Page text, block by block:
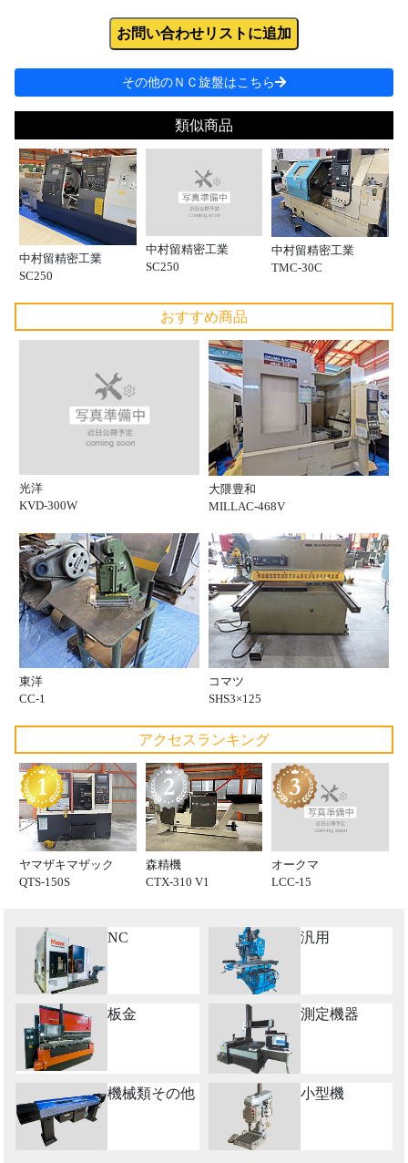
お問い合わせリストに追加
その他のＮＣ旋盤はこちら
類似商品
中村留精密工業
SC250
中村留精密工業
SC250
中村留精密工業
TMC-30C
おすすめ商品
光洋
KVD-300W
大隈豊和
MILLAC-468V
東洋
CC-1
コマツ
SHS3×125
アクセスランキング
ヤマザキマザック
QTS-150S
森精機
CTX-310 V1
オークマ
LCC-15
NC 汎用
板金 測定機器
機械類その他 小型機